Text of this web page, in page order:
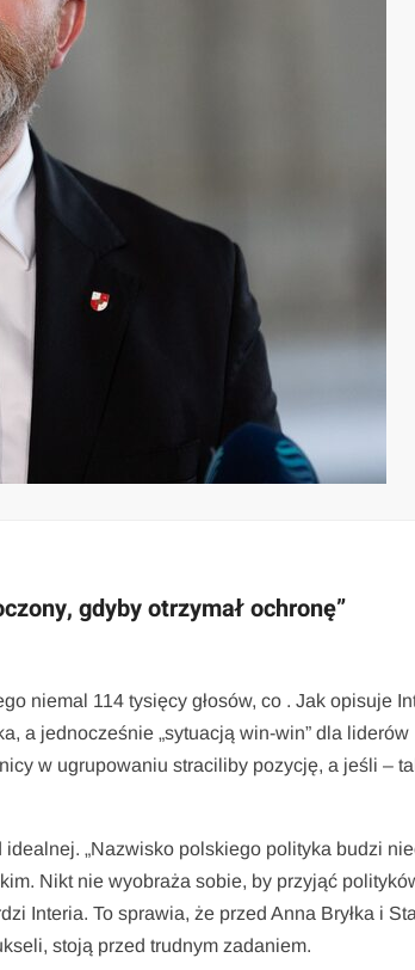
gdyby otrzymał ochronę”
niemal 114 tysięcy głosów, co . Jak opisuje
a jednocześnie „sytuacją win-win” dla liderów
w ugrupowaniu straciliby pozycję, a jeśli –
„Nazwisko polskiego polityka budzi
Nikt nie wyobraża sobie, by przyjąć
Interia. To sprawia, że przed Anna Bryłka i
stoją przed trudnym zadaniem.